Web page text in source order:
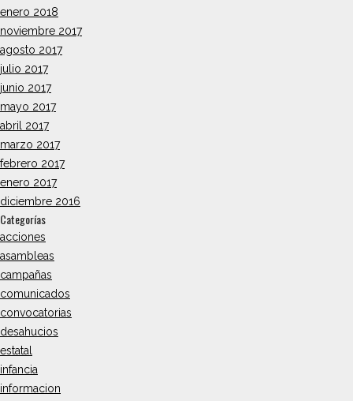
enero 2018
noviembre 2017
agosto 2017
julio 2017
junio 2017
mayo 2017
abril 2017
marzo 2017
febrero 2017
enero 2017
diciembre 2016
Categorías
acciones
asambleas
campañas
comunicados
convocatorias
desahucios
estatal
infancia
informacion